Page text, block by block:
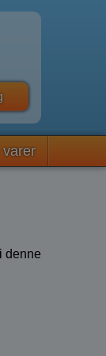
denne